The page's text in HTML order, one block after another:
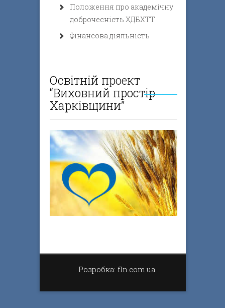
Положення про академічну
доброчесність ХДБХТТ
Фінансова діяльність
Освітній проект
“Виховний простір
Харківщини”
Розробка: fln.com.ua